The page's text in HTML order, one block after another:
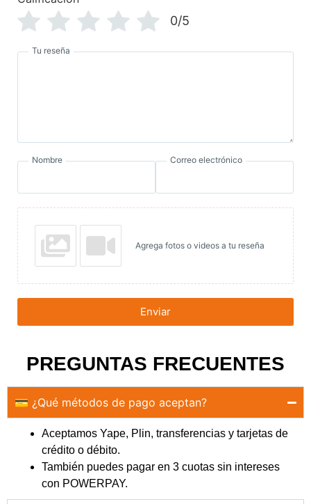
0/5
Tu reseña
Nombre Correo electrónico
Agrega fotos o videos a tu reseña
Enviar
PREGUNTAS FRECUENTES
💳 ¿Qué métodos de pago aceptan?
Aceptamos Yape, Plin, transferencias y tarjetas de
crédito o débito.
También puedes pagar en 3 cuotas sin intereses
con POWERPAY.